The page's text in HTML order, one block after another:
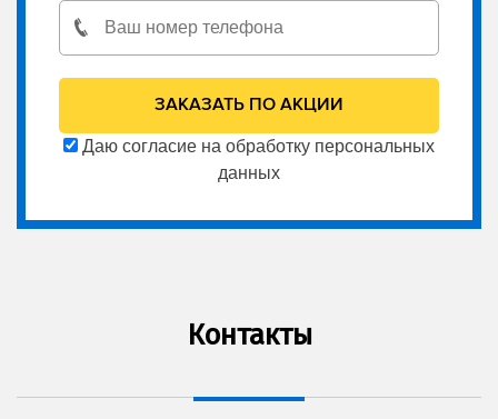
Даю согласие на обработку персональных
данных
Контакты